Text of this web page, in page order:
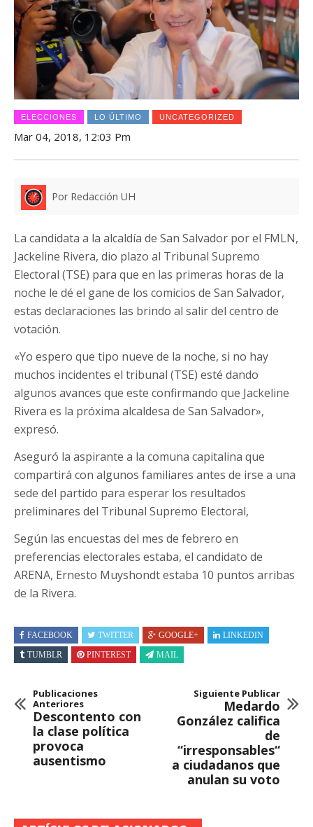
ELECCIONES LO ÚLTIMO UNCATEGORIZED
Mar 04, 2018, 12:03 Pm
Por Redacción UH
La candidata a la alcaldía de San Salvador por el FMLN,
Jackeline Rivera, dio plazo al Tribunal Supremo
Electoral (TSE) para que en las primeras horas de la
noche le dé el gane de los comicios de San Salvador,
estas declaraciones las brindo al salir del centro de
votación.
«Yo espero que tipo nueve de la noche, si no hay
muchos incidentes el tribunal (TSE) esté dando
algunos avances que este confirmando que Jackeline
Rivera es la próxima alcaldesa de San Salvador»,
expresó.
Aseguró la aspirante a la comuna capitalina que
compartirá con algunos familiares antes de irse a una
sede del partido para esperar los resultados
preliminares del Tribunal Supremo Electoral,
Según las encuestas del mes de febrero en
preferencias electorales estaba, el candidato de
ARENA, Ernesto Muyshondt estaba 10 puntos arribas
de la Rivera.
FACEBOOK TWITTER GOOGLE+
LINKEDIN
TUMBLR
PINTEREST MAIL
Publicaciones
Anteriores
Descontento con
la clase política
provoca
ausentismo
Siguiente Publicar
Medardo
González califica
de
“irresponsables“
a ciudadanos que
anulan su voto